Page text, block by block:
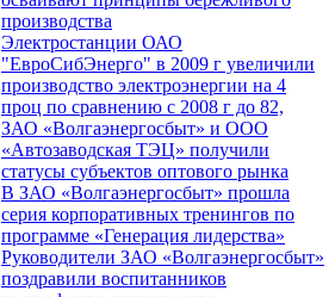
производства
Электростанции ОАО
"ЕвроСибЭнерго" в 2009 г увеличили
производство электроэнергии на 4
проц по сравнению с 2008 г до 82,
ЗАО «Волгаэнергосбыт» и ООО
«Автозаводская ТЭЦ» получили
статусы субъектов оптового рынка
В ЗАО «Волгаэнергосбыт» прошла
серия корпоративных тренингов по
программе «Генерация лидерства»
Руководители ЗАО «Волгаэнергосбыт»
поздравили воспитанников